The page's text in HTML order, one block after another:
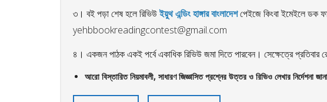
৩। বই পড়া শেষ হলে রিভিউইয়ুথ এন্ডিং হাঙ্গার বাংলাদেশপেইজে কিংবা ইমেইলে ডক
yehbbookreadingcontest@gmail.com
৪। একজন পাঠক একই পর্বে একাধিক রিভিউ জমা দিতে পারবেন। সেক্ষেত্রে প্রতিবার
আরো বিস্তারিত নিয়মাবলী, সাধারণ জিজ্ঞাসিত প্রশ্নের উত্তর ও রিভিও লেখার নির্দেশনা